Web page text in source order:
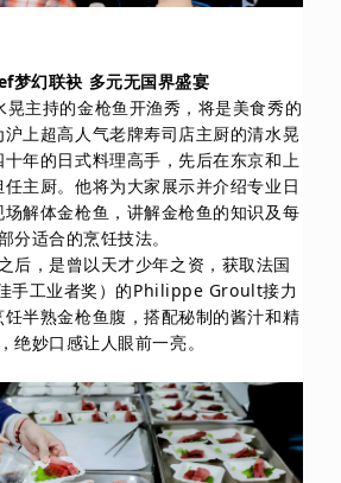
梦幻联袂 多元无国界盛宴
主持的金枪鱼开渔秀，将是美食秀的
上超高人气老牌寿司店主厨的清水晃
年的日式料理高手，先后在东京和上
主厨。他将为大家展示并介绍专业日
解体金枪鱼，讲解金枪鱼的知识及每
分适合的烹饪技法。
后，是曾以天才少年之资，获取法国
手工业者奖）的Philippe Groult接力
半熟金枪鱼腹，搭配秘制的酱汁和精
绝妙口感让人眼前一亮。